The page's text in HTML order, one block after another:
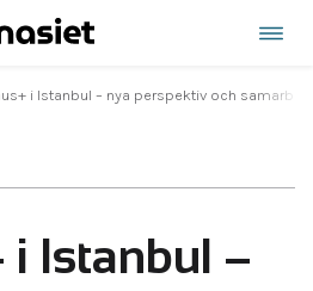
i Istanbul – nya perspektiv och
i Istanbul –